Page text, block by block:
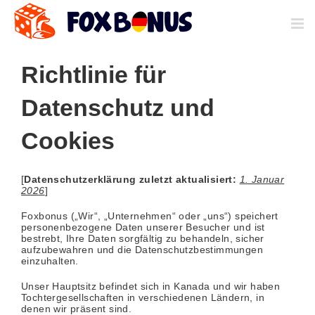
Zum
Inhalt
springen
Richtlinie für
Datenschutz und
Cookies
[Datenschutzerklärung zuletzt aktualisiert: 1. Januar
2026]
Foxbonus („Wir“, „Unternehmen“ oder „uns“) speichert
personenbezogene Daten unserer Besucher und ist
bestrebt, Ihre Daten sorgfältig zu behandeln, sicher
aufzubewahren und die Datenschutzbestimmungen
einzuhalten.
Unser Hauptsitz befindet sich in Kanada und wir haben
Tochtergesellschaften in verschiedenen Ländern, in
denen wir präsent sind.